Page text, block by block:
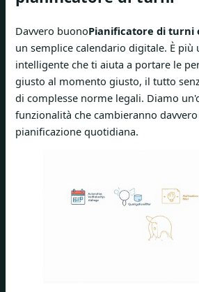
Davvero buonoPianificatore di turni
un semplice calendario digitale. È più
intelligente che ti aiuta a portare le
giusto al momento giusto, il tutto
di complesse norme legali. Diamo
funzionalità che cambieranno
pianificazione quotidiana.